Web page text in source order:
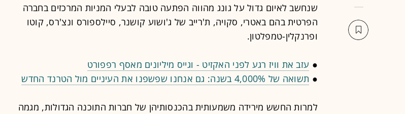
שנחשב לאיום גדול על גונג מהווה הפתעה טובה לבעלי המניות המרכזים בחברה
הפרטית בהם באטרי, סקויה, ת'רייב של ג'ושוע קושנר, סיילספורס ונצ'רס, קוטו
ופרנקלין-טמפלטון.
● עזב את וויז רגע לפני האקזיט - וגייס מיליונים מאסף רפפורט
● תשואה של 4,000% בשנה: גם אנחנו שפשפנו את העיניים מול הטרנד החדש
למרות החשש מירידה משמעותית בהכנסותיהן של חברות התוכנה הגדולות, מגמה